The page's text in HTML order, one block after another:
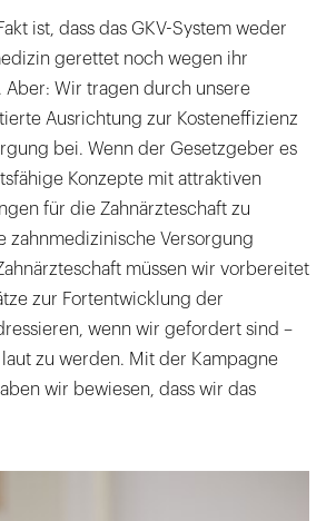
ist, dass das GKV-System weder
gerettet noch wegen ihr
Aber: Wir tragen durch unsere
Ausrichtung zur Kosteneffizienz
bei. Wenn der Gesetzgeber es
Konzepte mit attraktiven
für die Zahnärzteschaft zu
zahnmedizinische Versorgung
müssen wir vorbereitet
zur Fortentwicklung der
wenn wir gefordert sind –
zu werden. Mit der Kampagne
wir bewiesen, dass wir das